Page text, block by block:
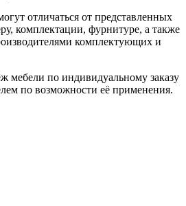
отличаться от представленных
комплектации, фурнитуре, а также
комплектующих и
мебели по индивидуальному заказу
по возможности её применения.